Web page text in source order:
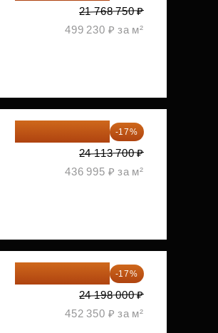
21 768 750 ₽
499 230 ₽ за м²
-17%
24 113 700 ₽
436 995 ₽ за м²
-17%
24 198 000 ₽
452 350 ₽ за м²